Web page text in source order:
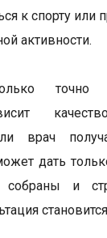
к спорту или
активности.
точно
врач
дать
и